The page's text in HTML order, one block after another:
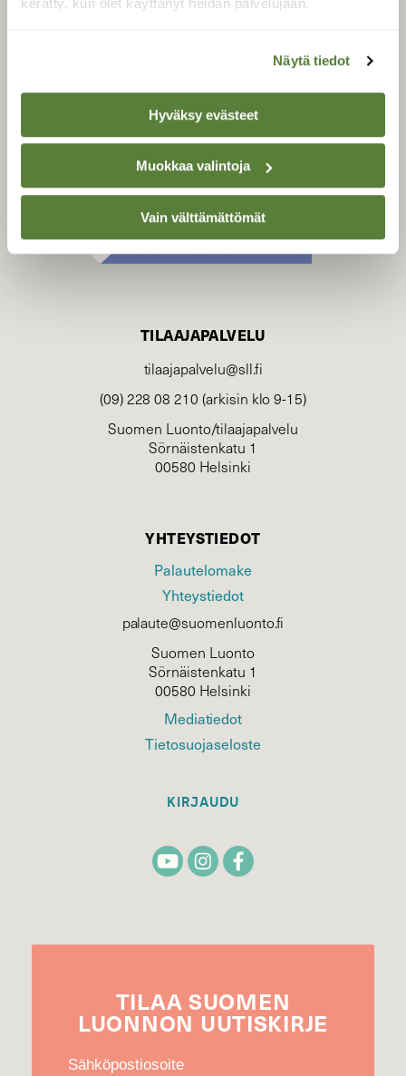
kerätty, kun olet käyttänyt heidän palvelujaan.
Näytä tiedot
Hyväksy evästeet
Muokkaa valintoja
Vain välttämättömät
SUOMEN LUONNON­
Suomen Luonto -lehden
luonnonsuojelu­liitto.
TILAAJAPALVELU
tilaajapalvelu@sll.fi
(09) 228 08 210 (arkisin klo 9-15)
Suomen Luonto/tilaajapalvelu
Sörnäistenkatu 1
00580 Helsinki
YHTEYSTIEDOT
Palautelomake
Yhteystiedot
palaute@suomenluonto.fi
Suomen Luonto
Sörnäistenkatu 1
00580 Helsinki
Mediatiedot
Tietosuojaseloste
KIRJAUDU
TILAA SUOMEN
LUONNON UUTIS­KIRJE
Sähköpostiosoite